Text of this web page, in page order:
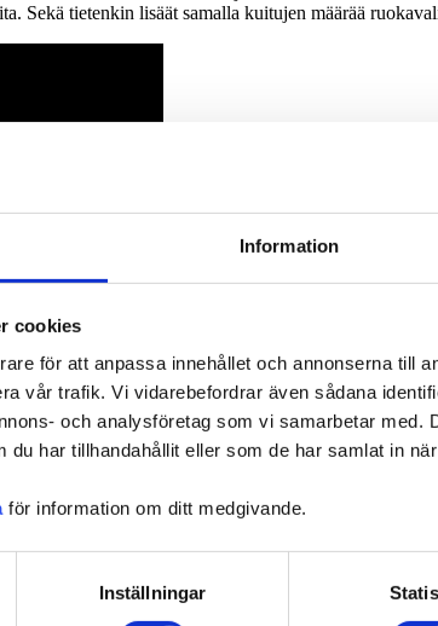
Information
cookies
för att anpassa innehållet och annonserna till
vår trafik. Vi vidarebefordrar även sådana
och analysföretag som vi samarbetar med.
du har tillhandahållit eller som de har samlat in
för information om ditt medgivande.
Inställningar
Sekä tietenkin lisäät samalla kuitujen määrää